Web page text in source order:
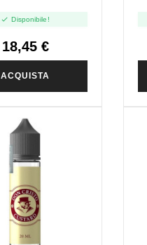
 Disponibile!
18,45 €
ACQUISTA